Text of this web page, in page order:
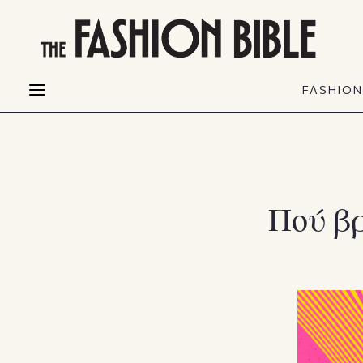
THE FASHION BIBLE
FASHION
Πού